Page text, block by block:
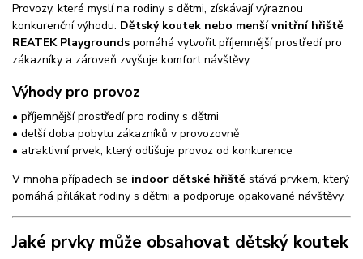
Provozy, které myslí na rodiny s dětmi, získávají výraznou
konkurenční výhodu. Dětský koutek nebo menší vnitřní hřiště
REATEK Playgrounds pomáhá vytvořit příjemnější prostředí pro
zákazníky a zároveň zvyšuje komfort návštěvy.
Výhody pro provoz
• příjemnější prostředí pro rodiny s dětmi
• delší doba pobytu zákazníků v provozovně
• atraktivní prvek, který odlišuje provoz od konkurence
V mnoha případech se indoor dětské hřiště stává prvkem, který
pomáhá přilákat rodiny s dětmi a podporuje opakované návštěvy.
Jaké prvky může obsahovat dětský koutek